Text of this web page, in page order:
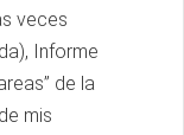
veces
Informe
de la
mis